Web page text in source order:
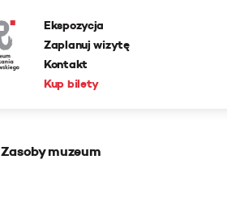
Ekspozycja
Zaplanuj wizytę
Kontakt
Kup bilety
Zasoby muzeum